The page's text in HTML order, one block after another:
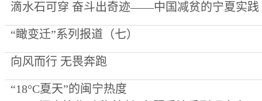
滴水石可穿 奋斗出奇迹——中国减贫的宁夏实践
“瞰变迁”系列报道（七）
向风而行 无畏奔跑
“18°C夏天”的闽宁热度